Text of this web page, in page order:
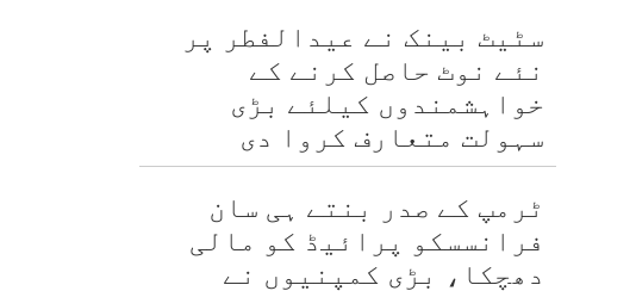
سٹیٹ بینک نے عیدالفطر پر
نئے نوٹ حاصل کرنے کے
خواہشمندوں کیلئے بڑی
سہولت متعارف کروا دی
ٹرمپ کے صدر بنتے ہی سان
فرانسسکو پرائیڈ کو مالی
دھچکا، بڑی کمپنیوں نے